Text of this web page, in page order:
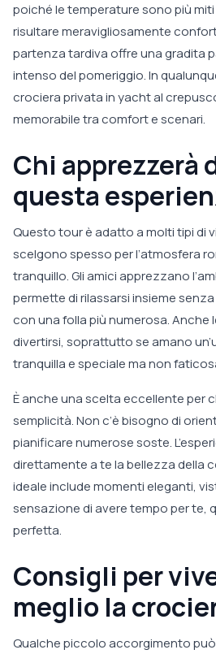
poiché le temperature sono più
risultare meravigliosamente
partenza tardiva offre una gradita
intenso del pomeriggio. In
crociera privata in yacht al
memorabile tra comfort e scenari.
Chi apprezzerà
questa
Questo tour è adatto a molti tipi di
scelgono spesso per l’atmosfera
tranquillo. Gli amici apprezzano
permette di rilassarsi insieme
con una folla più numerosa. Anche
divertirsi, soprattutto se amano
tranquilla e speciale ma non
È anche una scelta eccellente per
semplicità. Non c’è bisogno di
pianificare numerose soste.
direttamente a te la bellezza della
ideale include momenti eleganti,
sensazione di avere tempo per te,
perfetta.
Consigli per
meglio la
Qualche piccolo accorgimento